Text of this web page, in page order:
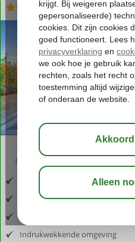
Logies-Appartement
03:30
Inclusief vlucht en huurauto
In het hart van Apokoronas
Indrukwekkende omgeving